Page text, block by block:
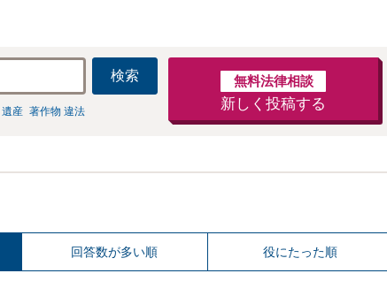
検索
産 著作物 違法
無料法律相談
新しく投稿する
回答数が多い順 役にたった順